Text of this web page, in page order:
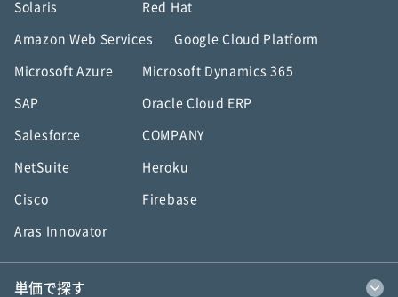
Solaris Red Hat
Amazon Web Services Google Cloud Platform
Microsoft Azure Microsoft Dynamics 365
SAP Oracle Cloud ERP
Salesforce COMPANY
NetSuite Heroku
Cisco Firebase
Aras Innovator
単価で探す